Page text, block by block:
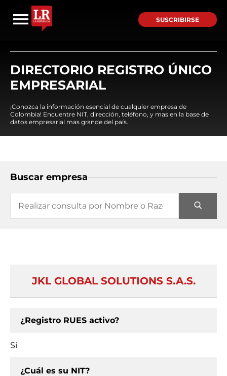
SUSCRIBIRSE
DIRECTORIO REGISTRO ÚNICO
EMPRESARIAL
¡Conozca la información esencial de cualquier empresa de
Colombia! Encuentre NIT, dirección, teléfono, y mas en la base de
datos empresarial mas grande del país.
Buscar empresa
JKL GLOBAL SOLUTIONS S.A.S.
¿Registro RUES activo?
Si
¿Cuál es su NIT?